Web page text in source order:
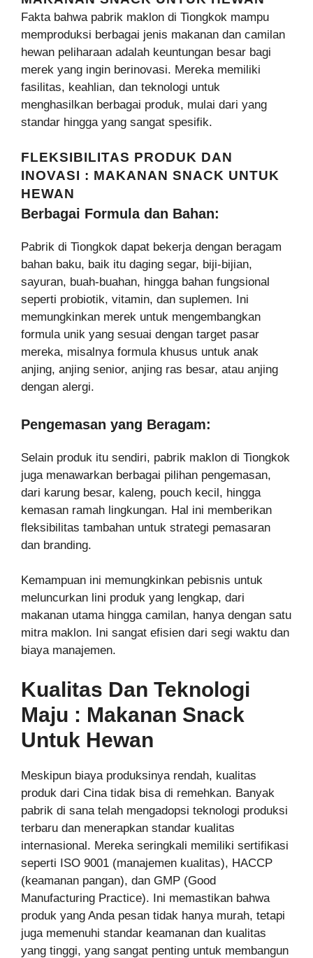
Fakta bahwa pabrik maklon di Tiongkok mampu
memproduksi berbagai jenis makanan dan camilan
hewan peliharaan adalah keuntungan besar bagi
merek yang ingin berinovasi. Mereka memiliki
fasilitas, keahlian, dan teknologi untuk
menghasilkan berbagai produk, mulai dari yang
standar hingga yang sangat spesifik.
FLEKSIBILITAS PRODUK DAN
INOVASI : MAKANAN SNACK UNTUK
HEWAN
Berbagai Formula dan Bahan:
Pabrik di Tiongkok dapat bekerja dengan beragam
bahan baku, baik itu daging segar, biji-bijian,
sayuran, buah-buahan, hingga bahan fungsional
seperti probiotik, vitamin, dan suplemen. Ini
memungkinkan merek untuk mengembangkan
formula unik yang sesuai dengan target pasar
mereka, misalnya formula khusus untuk anak
anjing, anjing senior, anjing ras besar, atau anjing
dengan alergi.
Pengemasan yang Beragam:
Selain produk itu sendiri, pabrik maklon di Tiongkok
juga menawarkan berbagai pilihan pengemasan,
dari karung besar, kaleng, pouch kecil, hingga
kemasan ramah lingkungan. Hal ini memberikan
fleksibilitas tambahan untuk strategi pemasaran
dan branding.
Kemampuan ini memungkinkan pebisnis untuk
meluncurkan lini produk yang lengkap, dari
makanan utama hingga camilan, hanya dengan satu
mitra maklon. Ini sangat efisien dari segi waktu dan
biaya manajemen.
Kualitas Dan Teknologi
Maju : Makanan Snack
Untuk Hewan
Meskipun biaya produksinya rendah, kualitas
produk dari Cina tidak bisa di remehkan. Banyak
pabrik di sana telah mengadopsi teknologi produksi
terbaru dan menerapkan standar kualitas
internasional. Mereka seringkali memiliki sertifikasi
seperti ISO 9001 (manajemen kualitas), HACCP
(keamanan pangan), dan GMP (Good
Manufacturing Practice). Ini memastikan bahwa
produk yang Anda pesan tidak hanya murah, tetapi
juga memenuhi standar keamanan dan kualitas
yang tinggi, yang sangat penting untuk membangun